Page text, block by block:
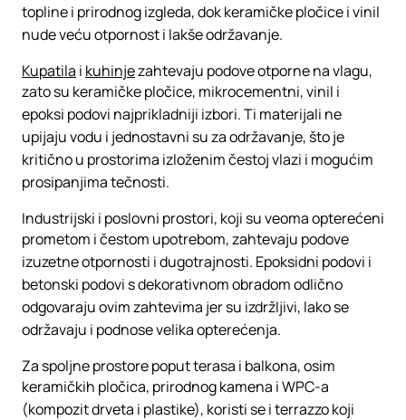
topline i prirodnog izgleda, dok keramičke pločice i vinil
nude veću otpornost i lakše održavanje.
Kupatila i kuhinjezahtevaju podove otporne na vlagu,
zato su keramičke pločice, mikrocementni, vinil i
epoksi podovi najprikladniji izbori. Ti materijali ne
upijaju vodu i jednostavni su za održavanje, što je
kritično u prostorima izloženim čestoj vlazi i mogućim
prosipanjima tečnosti.
Industrijski i poslovni prostori, koji su veoma opterećeni
prometom i čestom upotrebom, zahtevaju podove
izuzetne otpornosti i dugotrajnosti. Epoksidni podovi i
betonski podovi s dekorativnom obradom odlično
odgovaraju ovim zahtevima jer su izdržljivi, lako se
održavaju i podnose velika opterećenja.
Za spoljne prostore poput terasa i balkona, osim
keramičkih pločica, prirodnog kamena i WPC-a
(kompozit drveta i plastike), koristi se i terrazzo koji